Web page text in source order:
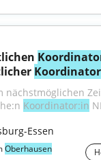
Koordinator
nächstmöglichen
Koordinator:in
Essen
Oberhausen